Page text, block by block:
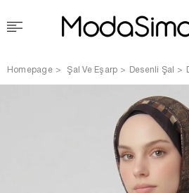
Homepage Şal Ve Eşarp Desenli Şal